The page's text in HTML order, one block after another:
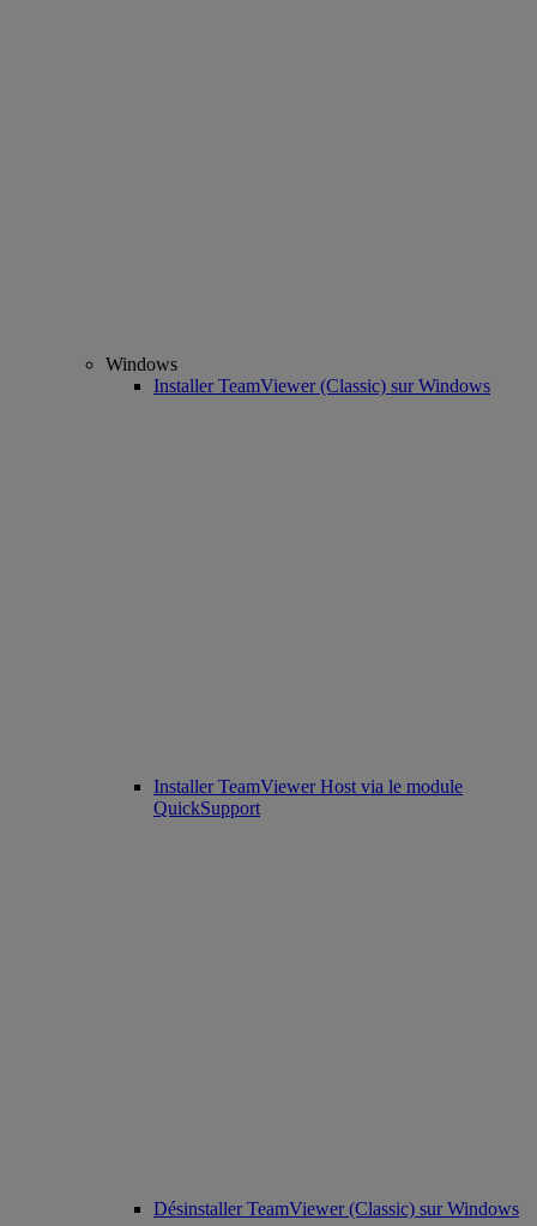
Windows
Installer TeamViewer (Classic) sur Windows
Installer TeamViewer Host via le module
QuickSupport
Désinstaller TeamViewer (Classic) sur Windows